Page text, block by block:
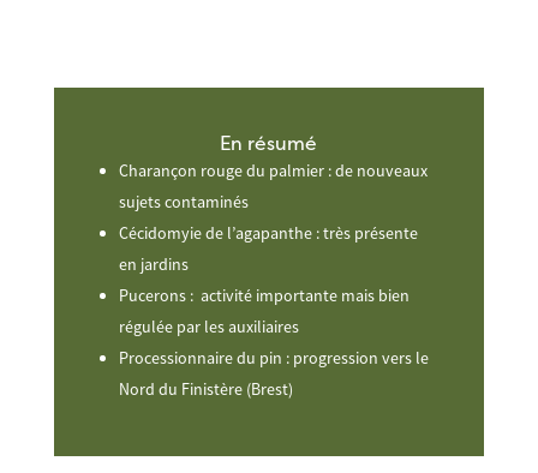
En résumé
Charançon rouge du palmier : de nouveaux
sujets contaminés
Cécidomyie de l’agapanthe : très présente
en jardins
Pucerons : activité importante mais bien
régulée par les auxiliaires
Processionnaire du pin : progression vers le
Nord du Finistère (Brest)